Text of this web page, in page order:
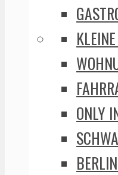
ONLY